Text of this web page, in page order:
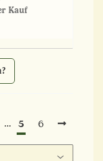
Kauf
… 5 6